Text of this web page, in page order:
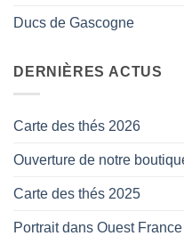
Ducs de Gascogne
DERNIÈRES ACTUS
Carte des thés 2026
Ouverture de notre
Carte des thés 2025
Portrait dans Ouest France